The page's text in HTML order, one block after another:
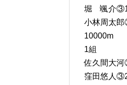
堀 颯介
小林周太
10000m
1組
佐久間大
窪田悠人